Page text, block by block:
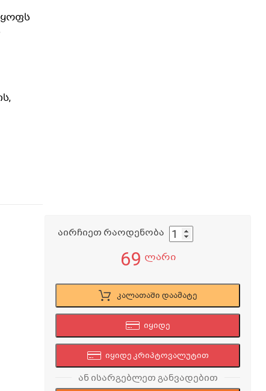
აირჩიეთ რაოდენობა
69 ლარი
კალათაში დაამატე
იყიდე
იყიდე კრიპტოვალუტით
ან ისარგებლეთ განვადებით